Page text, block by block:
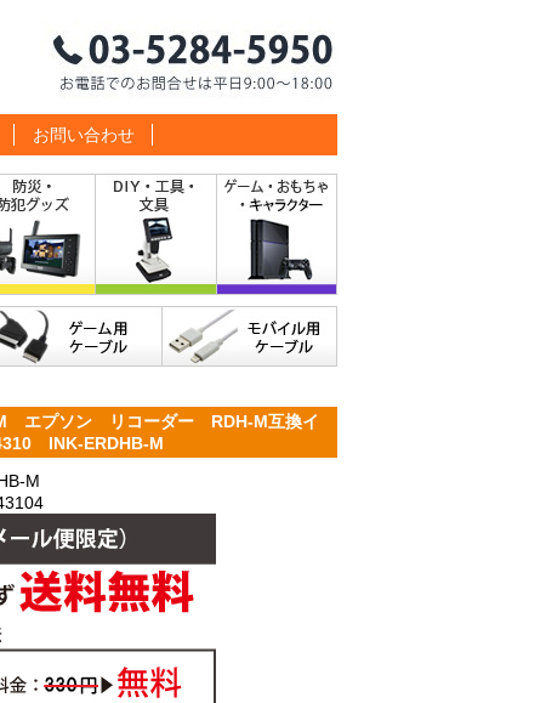
お問い合わせ
エプソン リコーダー RDH-M互換イ
INK-ERDHB-M
M